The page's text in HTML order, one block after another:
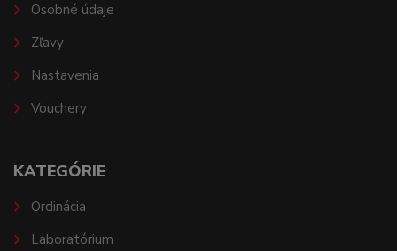
Osobné údaje
Zľavy
Nastavenia
Vouchery
KATEGÓRIE
Ordinácia
Laboratórium